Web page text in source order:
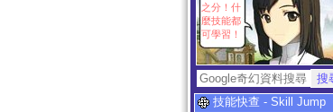
之分！什
麼技能都
可學習！
技能快查 - Skill Jump